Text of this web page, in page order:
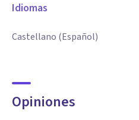
Idiomas
Castellano (Español)
Opiniones